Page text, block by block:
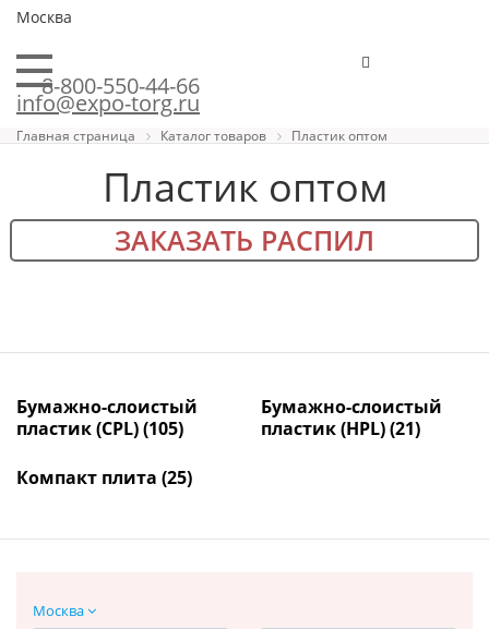
Москва
8-800-550-44-66
info@expo-torg.ru
Главная страница Каталог товаров Пластик оптом
Пластик оптом
ЗАКАЗАТЬ РАСПИЛ
Бумажно-слоистый
пластик (CPL)(105)
Бумажно-слоистый
пластик (HPL)(21)
Компакт плита (25)
Москва